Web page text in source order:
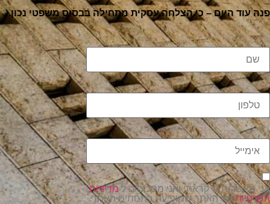
פנה עוד היום – כי הצלחה עסקית מתחילה בבסיס משפטי נכון.
שם
טלפון
אימייל
אני מאשר/ת כי קראתי ואני מסכים/ה למדיניות
הפרטיותשל האתר שמופיעה בתחתית האתר.